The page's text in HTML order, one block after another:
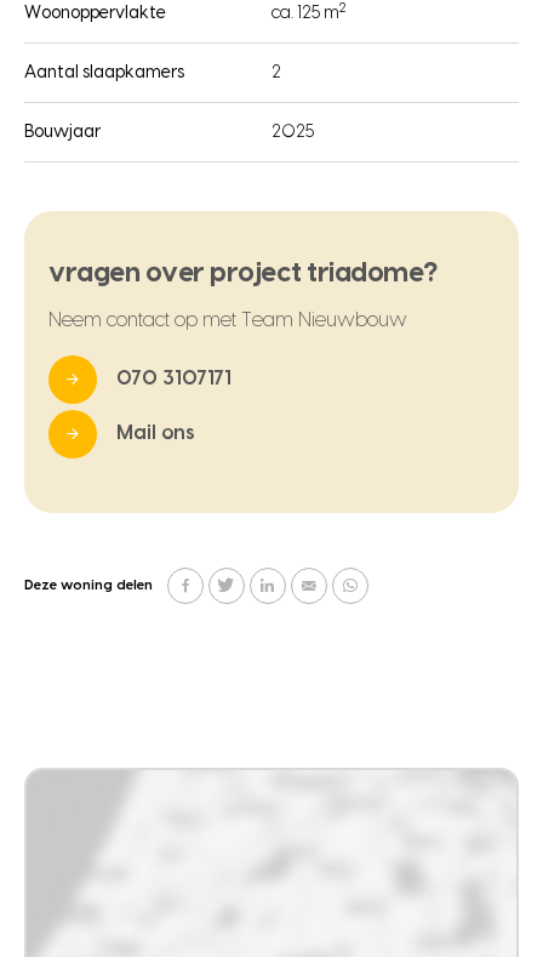
Woonoppervlakte ca. 125 m2
Aantal slaapkamers 2
Bouwjaar 2025
vragen over project triadome?
Neem contact op met Team Nieuwbouw
070 3107171
Mail ons
Deze woning delen